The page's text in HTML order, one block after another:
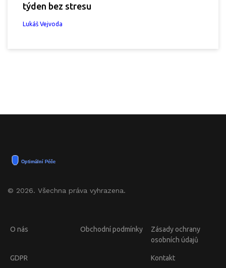
týden bez stresu
Lukáš Vejvoda
© 2026. Všechna práva vyhrazena.
O nás Obchodní podmínky
Zásady ochrany
osobních údajů
GDPR Kontakt